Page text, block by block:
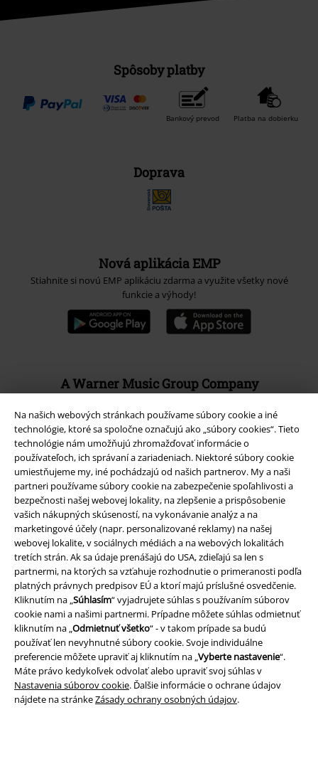
Na našich webových stránkach používame súbory cookie a iné
technológie, ktoré sa spoločne označujú ako „súbory cookies“. Tieto
technológie nám umožňujú zhromažďovať informácie o
používateľoch, ich správaní a zariadeniach. Niektoré súbory cookie
umiestňujeme my, iné pochádzajú od našich partnerov. My a naši
partneri používame súbory cookie na zabezpečenie spoľahlivosti a
bezpečnosti našej webovej lokality, na zlepšenie a prispôsobenie
vašich nákupných skúseností, na vykonávanie analýz a na
marketingové účely (napr. personalizované reklamy) na našej
webovej lokalite, v sociálnych médiách a na webových lokalitách
tretích strán. Ak sa údaje prenášajú do USA, zdieľajú sa len s
partnermi, na ktorých sa vzťahuje rozhodnutie o primeranosti podľa
platných právnych predpisov EÚ a ktorí majú príslušné osvedčenie.
Kliknutím na „Súhlasím“ vyjadrujete súhlas s používaním súborov
cookie nami a našimi partnermi. Prípadne môžete súhlas odmietnuť
kliknutím na „Odmietnuť všetko“ - v takom prípade sa budú
používať len nevyhnutné súbory cookie. Svoje individuálne
preferencie môžete upraviť aj kliknutím na „Vyberte nastavenie“.
Máte právo kedykoľvek odvolať alebo upraviť svoj súhlas v
Nastavenia súborov cookie. Ďalšie informácie o ochrane údajov
nájdete na stránkeZásady ochrany osobných údajov.
Spôsoby platby
Bankový prevod Platba na dobierku
Doprava
Nová aplikácia EMP
Stiahnite si novú EMP aplikáciu zdarma a využite všetky nové
funkcie a výhody!
A Warner Music Group Company
Právne informácie
Podmienky
Imprint
Ochrana osobných údajov